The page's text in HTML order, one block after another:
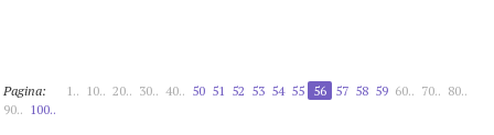
Pagina: 1.. 10.. 20.. 30.. 40.. 50 51 52 53 54 55 56 57 58 59 60.. 70.. 80..
90.. 100..